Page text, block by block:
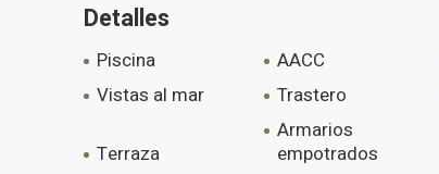
Detalles
piscina AACC
vistas al mar
trastero
terraza
armarios
empotrados